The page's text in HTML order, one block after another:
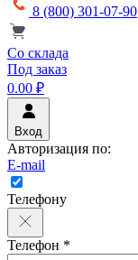
8 (800) 301-07-90
Со склада
Под заказ
0.00 ₽
Вход
Авторизация по:
E-mail
Телефону
Телефон *